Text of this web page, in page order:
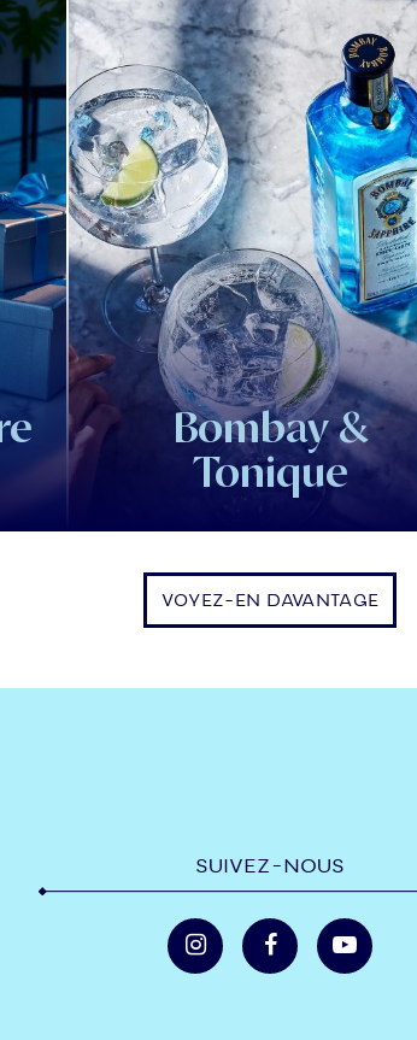
Bombay &
Tonique
VOYEZ-EN DAVANTAGE
SUIVEZ-NOUS